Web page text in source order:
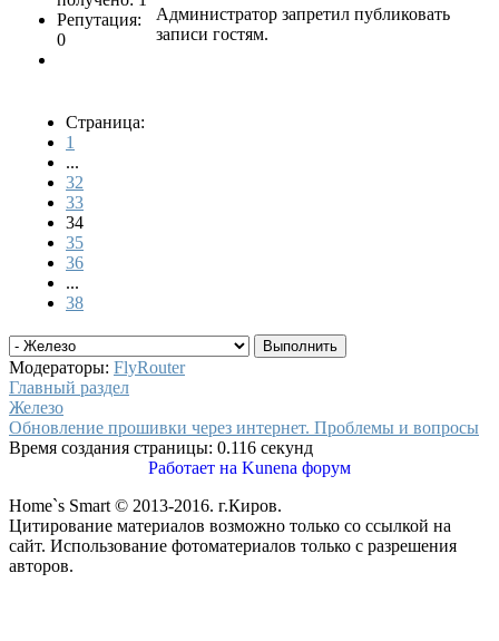
Репутация:
0
Администратор запретил публиковать
записи гостям.
Страница:
1
...
32
33
34
35
36
...
38
Модераторы: FlyRouter
Главный раздел
Железо
Обновление прошивки через интернет. Проблемы и вопросы
Время создания страницы: 0.116 секунд
Работает на Kunena форум
Home`s Smart © 2013-2016. г.Киров.
Цитирование материалов возможно только со ссылкой на
сайт. Использование фотоматериалов только с разрешения
авторов.